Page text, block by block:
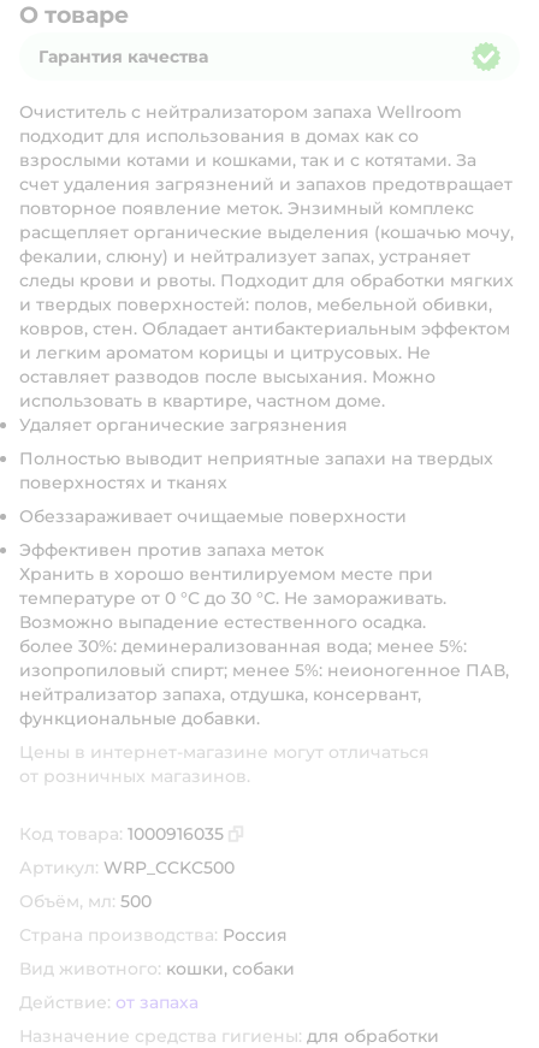
О товаре
Гарантия качества
Очиститель с нейтрализатором запаха Wellroom
подходит для использования в домах как со
взрослыми котами и кошками, так и с котятами. За
счет удаления загрязнений и запахов предотвращает
повторное появление меток. Энзимный комплекс
расщепляет органические выделения (кошачью мочу,
фекалии, слюну) и нейтрализует запах, устраняет
следы крови и рвоты. Подходит для обработки мягких
и твердых поверхностей: полов, мебельной обивки,
ковров, стен. Обладает антибактериальным эффектом
и легким ароматом корицы и цитрусовых. Не
оставляет разводов после высыхания. Можно
использовать в квартире, частном доме.
Удаляет органические загрязнения
Полностью выводит неприятные запахи на твердых
поверхностях и тканях
Обеззараживает очищаемые поверхности
Эффективен против запаха меток
Хранить в хорошо вентилируемом месте при
температуре от 0 °С до 30 °С. He замораживать.
Возможно выпадение естественного осадка.
более 30%: деминерализованная вода; менее 5%:
изопропиловый спирт; менее 5%: неионогенное ПАВ,
нейтрализатор запаха, отдушка, консервант,
функциональные добавки.
Цены в интернет-магазине могут отличаться
от розничных магазинов.
Код товара: 1000916035
Артикул: WRP_CCKC500
Объём, мл: 500
Страна производства: Россия
Вид животного: кошки, собаки
Действие: от запаха
Назначение средства гигиены: для обработки